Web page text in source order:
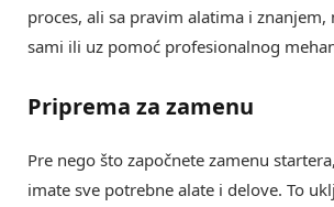
proces, ali sa pravim alatima i
sami ili uz pomoć profesionalnog
Priprema za zamenu
Pre nego što započnete zamenu
imate sve potrebne alate i delove. To